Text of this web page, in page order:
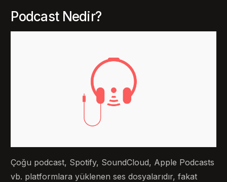
Podcast Nedir?
Çoğu podcast, Spotify, SoundCloud, Apple Podcasts
vb. platformlara yüklenen ses dosyalarıdır, fakat